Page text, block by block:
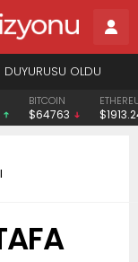
DUYURUSU OLDU
BITCOIN
$64763